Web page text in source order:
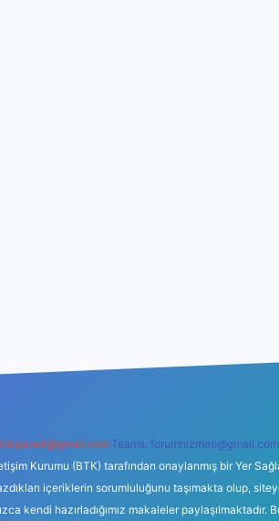
Teams: forumhizmeti@gmail.com
Kurumu (BTK) tarafından onaylanmış bir Yer
içeriklerin sorumluluğunu taşımakta olup,
kendi hazırladığımız makaleler